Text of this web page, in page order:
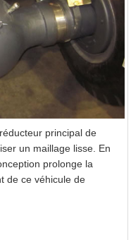
principal de
un maillage lisse. En
prolonge la
de ce véhicule de